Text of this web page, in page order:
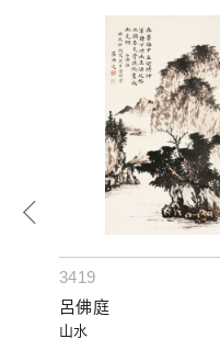
3419
呂佛庭
山水